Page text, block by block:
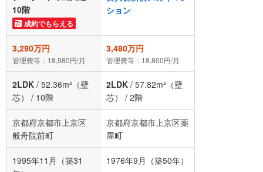
10階
成約でもらえる
ション
3,290万円
管理費等：18,980円/月
3,480万円
管理費等：18,800円/月
2LDK / 52.36m²（壁
芯）
/ 10階
2LDK / 57.82m²（壁
芯）
/ 2階
京都府京都市上京区
般舟院前町
京都府京都市上京区薬
屋町
1995年11月（築31
1976年9月（築50年）